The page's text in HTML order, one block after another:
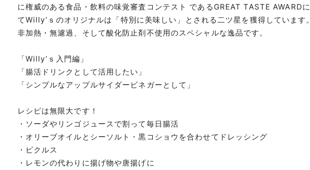
に権威のある食品・飲料の味覚審査コンテスト であるGREAT TASTE AWARDに
てWilly’ｓのオリジナルは「特別に美味しい」とされる二ツ星を獲得しています。
非加熱・無濾過、そして酸化防止剤不使用のスペシャルな逸品です。
「Willy’ｓ入門編」
「腸活ドリンクとして活用したい」
「シンプルなアップルサイダービネガーとして」
レシピは無限大です！
・ソーダやリンゴジュースで割って毎日腸活
・オリーブオイルとシーソルト・黒コショウを合わせてドレッシング
・ピクルス
・レモンの代わりに揚げ物や唐揚げに